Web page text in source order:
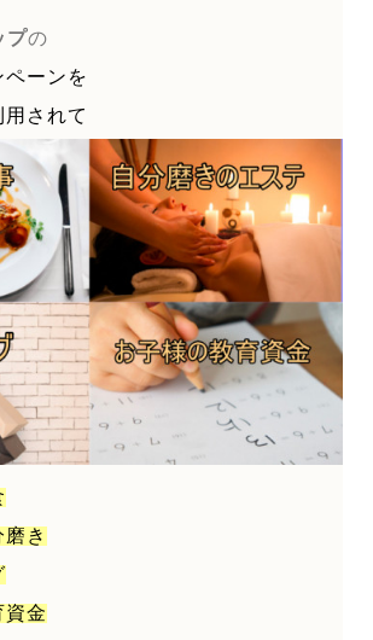
プの
ペーンを
されて
磨き
資金